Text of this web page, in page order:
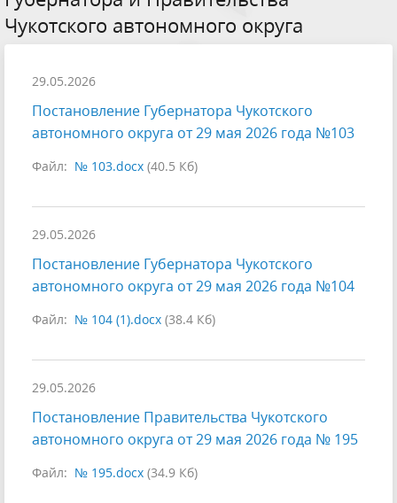
Чукотского автономного округа
29.05.2026
Постановление Губернатора Чукотского
автономного округа от 29 мая 2026 года №103
Файл: № 103.docx (40.5 Кб)
29.05.2026
Постановление Губернатора Чукотского
автономного округа от 29 мая 2026 года №104
Файл: № 104 (1).docx (38.4 Кб)
29.05.2026
Постановление Правительства Чукотского
автономного округа от 29 мая 2026 года № 195
Файл: № 195.docx (34.9 Кб)